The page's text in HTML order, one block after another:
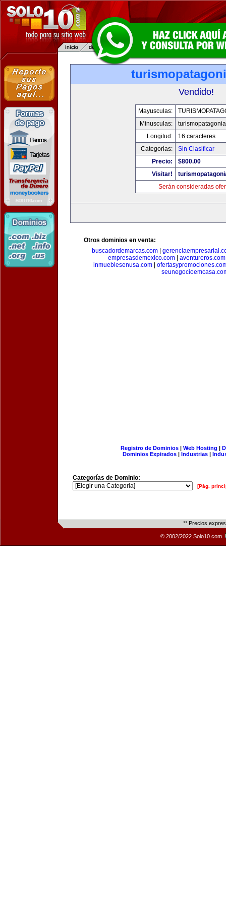
Vendido!
Mayusculas:
Minusculas:
Longitud:
16 caracteres
Categorias:
Sin Clasificar
Precio:
$800.00
Visitar!
Serán consideradas
Otros dominios en venta:
buscadordemarcas.com|
empresasdemexico.com| aventureros.com
inmueblesenusa.com|
Registro de Dominios| Web Hosting |
Dominios Expirados | Industrias |
Categorías de Dominio:
[Pág.
** Precios
© 2002/2022 Solo10.com